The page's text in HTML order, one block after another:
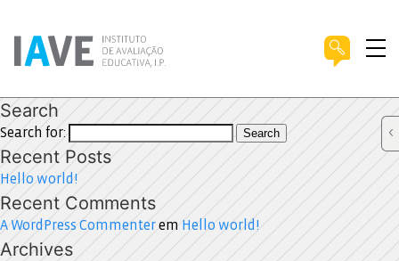
Search
Search for: Search
Recent Posts
Hello world!
Recent Comments
A WordPress Commenterem Hello world!
Archives